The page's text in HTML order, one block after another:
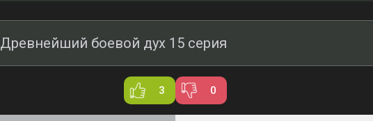
Древнейший боевой дух 15 серия
3 0